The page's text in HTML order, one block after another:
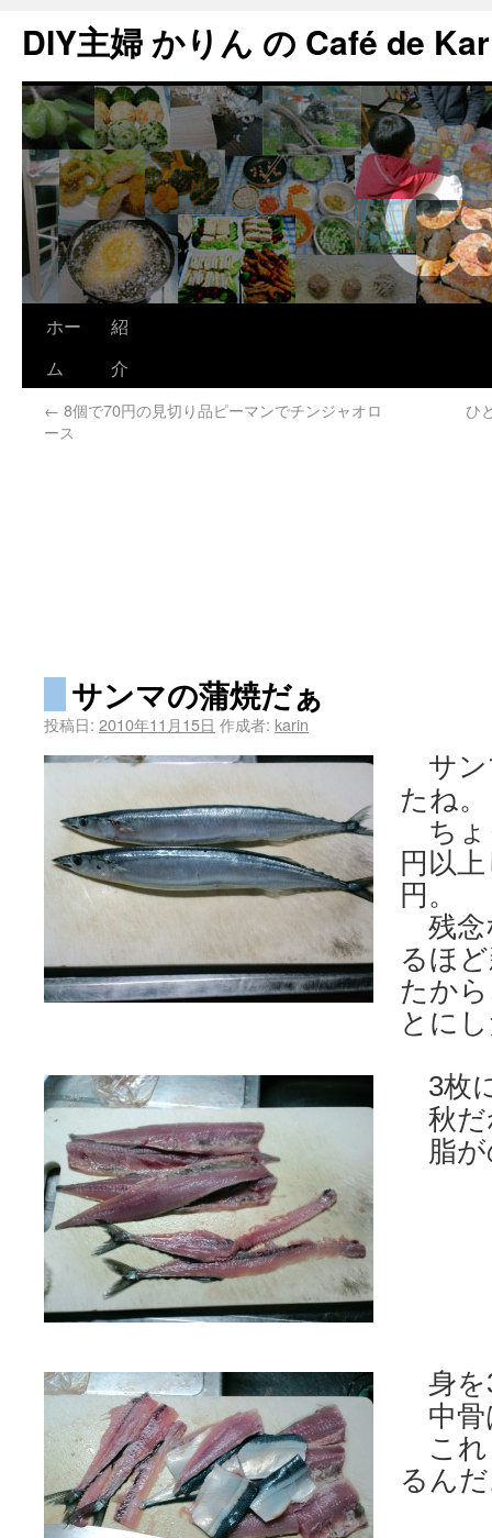
DIY主婦 かりん の Café de
ホー
ム
紹
介
← 8個で70円の見切り品ピーマンでチンジャオロ
ース
ひ
サンマの蒲焼だぁ
投稿日: 2010年11月15日 作成者: karin
サン
たね。
ちょ
円以
円。
残念
るほ
たか
とに
3枚
秋だ
脂が
身を
中骨
これ
るん